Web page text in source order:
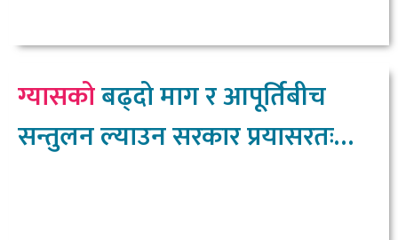
ग्यासकोबढ्दो माग र आपूर्तिबीच
सन्तुलन ल्याउन सरकार प्रयासरतः